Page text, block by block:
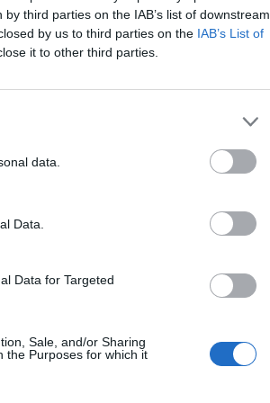
third parties on the IAB’s list of downstream
by us to third parties on the IAB’s List of
it to other third parties.
data.
Data.
Data for Targeted
Sale, and/or Sharing
the Purposes for which it
gramów.
800+. Nowa propozycja dla